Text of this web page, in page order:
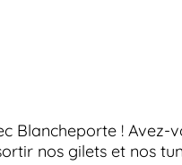
Blancheporte !
nos gilets et nos